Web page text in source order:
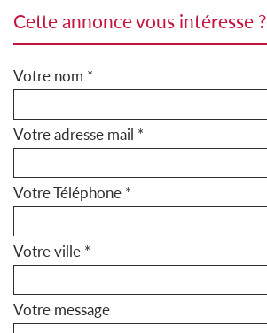
cette annonce vous intéresse ?
Votre nom *
Votre adresse mail *
Votre Téléphone *
Votre ville *
Votre message